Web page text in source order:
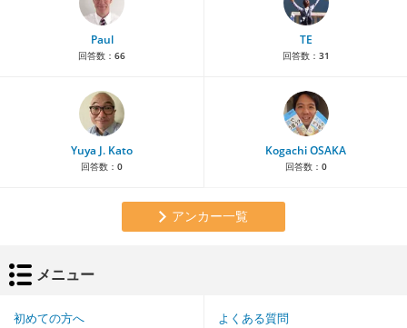
Paul
回答数： 66
TE
回答数： 31
Yuya J. Kato
回答数： 0
Kogachi OSAKA
回答数： 0
アンカー一覧
メニュー
初めての方へ よくある質問